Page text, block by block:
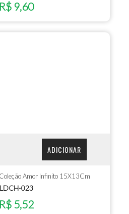
R$ 9,60
ADICIONAR
Amor Infinito 15X13Cm
LDCH-023
R$ 5,52